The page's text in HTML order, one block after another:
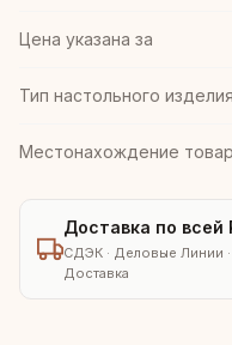
Цена указана за
Тип настольного изделия
Местонахождение
Доставка по всей
СДЭК · Деловые Линии ·
Доставка